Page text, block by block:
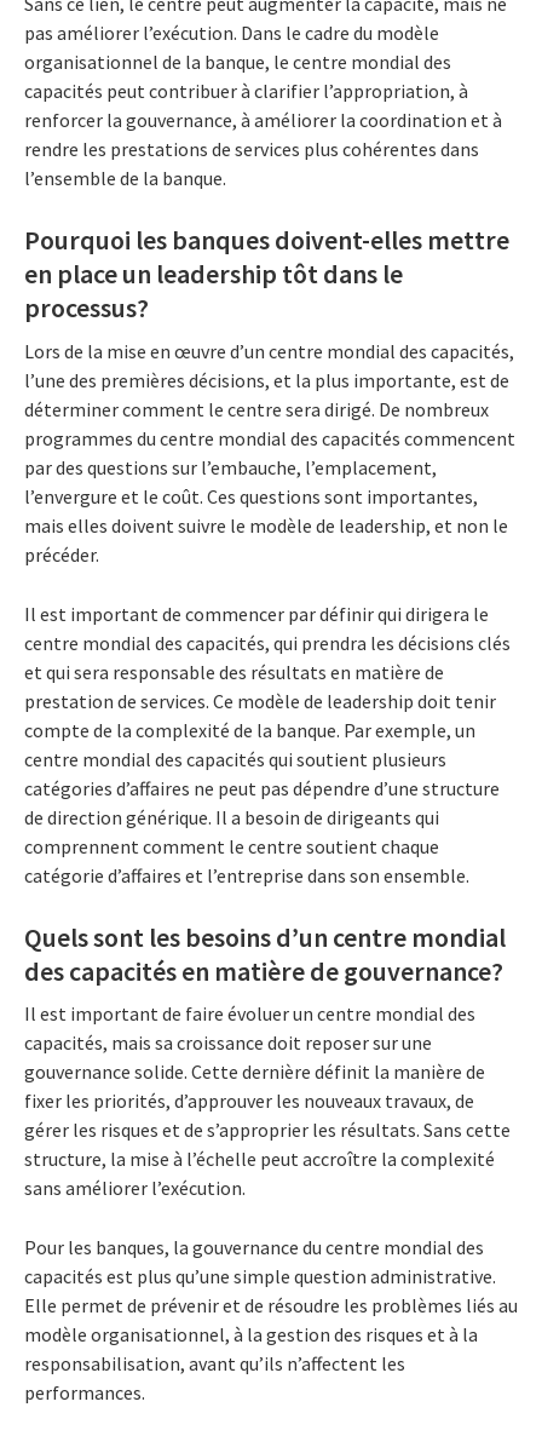
pas améliorer l’exécution. Dans le cadre du modèle
organisationnel de la banque, le centre mondial des
capacités peut contribuer à clarifier l’appropriation, à
renforcer la gouvernance, à améliorer la coordination et à
rendre les prestations de services plus cohérentes dans
l’ensemble de la banque.
Pourquoi les banques doivent-elles mettre
en place un leadership tôt dans le
processus?
Lors de la mise en œuvre d’un centre mondial des capacités,
l’une des premières décisions, et la plus importante, est de
déterminer comment le centre sera dirigé. De nombreux
programmes du centre mondial des capacités commencent
par des questions sur l’embauche, l’emplacement,
l’envergure et le coût. Ces questions sont importantes,
mais elles doivent suivre le modèle de leadership, et non le
précéder.
Il est important de commencer par définir qui dirigera le
centre mondial des capacités, qui prendra les décisions clés
et qui sera responsable des résultats en matière de
prestation de services. Ce modèle de leadership doit tenir
compte de la complexité de la banque. Par exemple, un
centre mondial des capacités qui soutient plusieurs
catégories d’affaires ne peut pas dépendre d’une structure
de direction générique. Il a besoin de dirigeants qui
comprennent comment le centre soutient chaque
catégorie d’affaires et l’entreprise dans son ensemble.
Quels sont les besoins d’un centre mondial
des capacités en matière de gouvernance?
Il est important de faire évoluer un centre mondial des
capacités, mais sa croissance doit reposer sur une
gouvernance solide. Cette dernière définit la manière de
fixer les priorités, d’approuver les nouveaux travaux, de
gérer les risques et de s’approprier les résultats. Sans cette
structure, la mise à l’échelle peut accroître la complexité
sans améliorer l’exécution.
Pour les banques, la gouvernance du centre mondial des
capacités est plus qu’une simple question administrative.
Elle permet de prévenir et de résoudre les problèmes liés au
modèle organisationnel, à la gestion des risques et à la
responsabilisation, avant qu’ils n’affectent les
performances.